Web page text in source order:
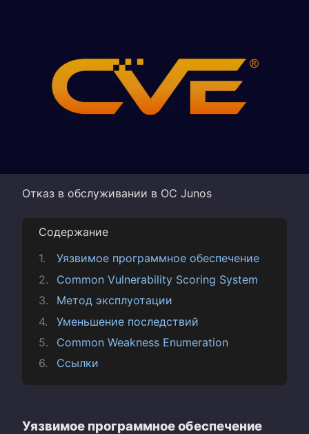
Отказ в обслуживании в ОС Junos
Содержание
Уязвимое программное обеспечение
Common Vulnerability Scoring System
Метод эксплуотации
Уменьшение последствий
Common Weakness Enumeration
Ссылки
Уязвимое программное обеспечение